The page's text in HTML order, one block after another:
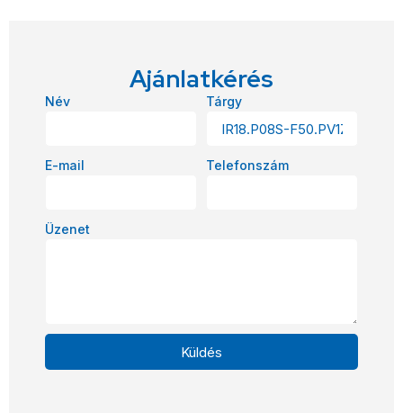
Ajánlatkérés
Név Tárgy
E-mail Telefonszám
Üzenet
Küldés